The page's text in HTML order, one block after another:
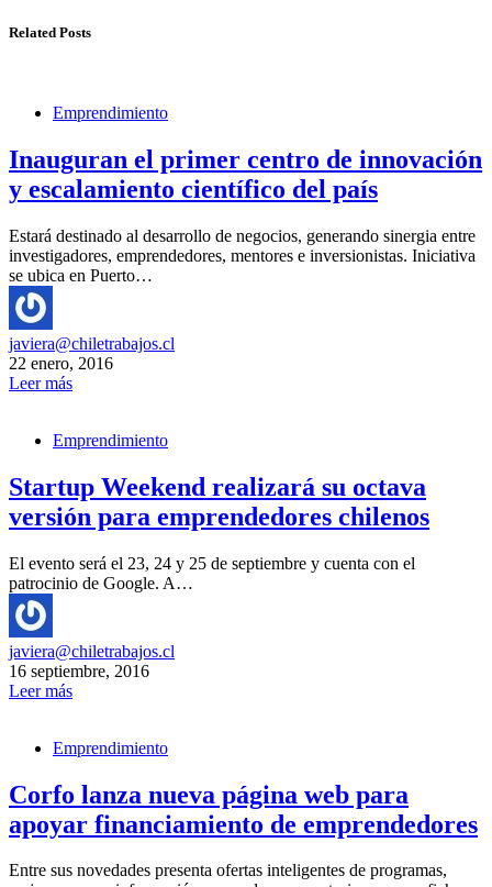
Related Posts
Emprendimiento
Inauguran el primer centro de innovación
y escalamiento científico del país
Estará destinado al desarrollo de negocios, generando sinergia entre
investigadores, emprendedores, mentores e inversionistas. Iniciativa
se ubica en Puerto…
javiera@chiletrabajos.cl
22 enero, 2016
Leer más
Emprendimiento
Startup Weekend realizará su octava
versión para emprendedores chilenos
El evento será el 23, 24 y 25 de septiembre y cuenta con el
patrocinio de Google. A…
javiera@chiletrabajos.cl
16 septiembre, 2016
Leer más
Emprendimiento
Corfo lanza nueva página web para
apoyar financiamiento de emprendedores
Entre sus novedades presenta ofertas inteligentes de programas,